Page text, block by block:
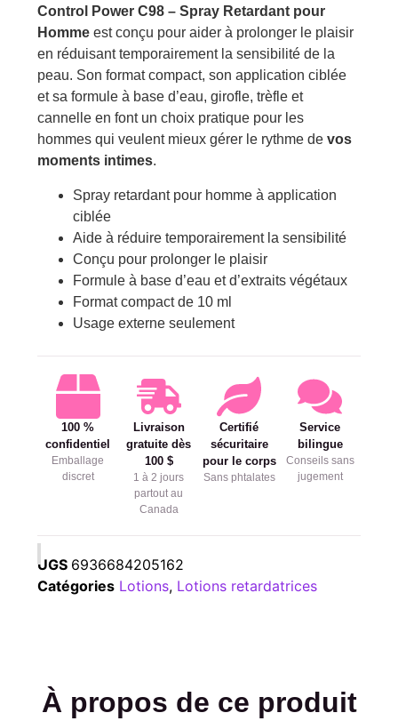
Control Power C98 – Spray Retardant pour
Homme est conçu pour aider à prolonger le plaisir
en réduisant temporairement la sensibilité de la
peau. Son format compact, son application ciblée
et sa formule à base d’eau, girofle, trèfle et
cannelle en font un choix pratique pour les
hommes qui veulent mieux gérer le rythme devos
moments intimes.
Spray retardant pour homme à application
ciblée
Aide à réduire temporairement la sensibilité
Conçu pour prolonger le plaisir
Formule à base d’eau et d’extraits végétaux
Format compact de 10 ml
Usage externe seulement
100 %
confidentiel
Emballage
discret
Livraison
gratuite dès
100 $
1 à 2 jours
partout au
Canada
Certifié
sécuritaire
pour le corps
Sans phtalates
Service
bilingue
Conseils sans
jugement
UGS 6936684205162
Catégories Lotions, Lotions retardatrices
À propos de ce produit